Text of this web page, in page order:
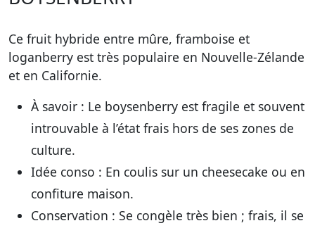
Ce fruit hybride entre mûre, framboise et
loganberry est très populaire en Nouvelle-Zélande
et en Californie.
À savoir : Le boysenberry est fragile et souvent
introuvable à l’état frais hors de ses zones de
culture.
Idée conso : En coulis sur un cheesecake ou en
confiture maison.
Conservation : Se congèle très bien ; frais, il se